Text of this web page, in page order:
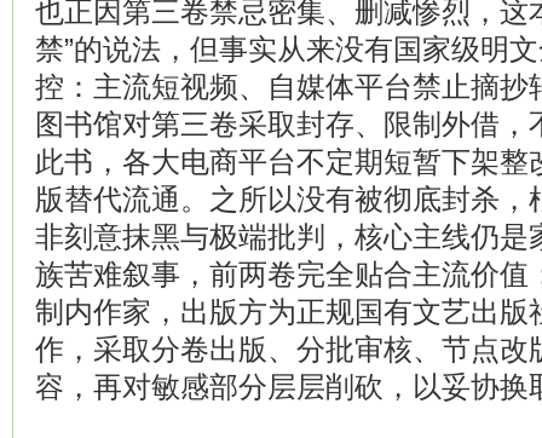
也正因第三卷禁忌密集、删减惨烈，这
禁”的说法，但事实从来没有国家级明
控：主流短视频、自媒体平台禁止摘抄
图书馆对第三卷采取封存、限制外借
此书，各大电商平台不定期短暂下架
版替代流通。之所以没有被彻底封杀
非刻意抹黑与极端批判，核心主线仍是
族苦难叙事，前两卷完全贴合主流价值
制内作家，出版方为正规国有文艺出版
作，采取分卷出版、分批审核、节点改
容，再对敏感部分层层削砍，以妥协换